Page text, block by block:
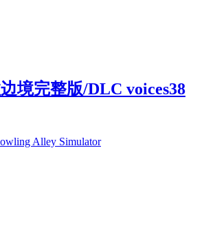
境完整版/DLC voices38